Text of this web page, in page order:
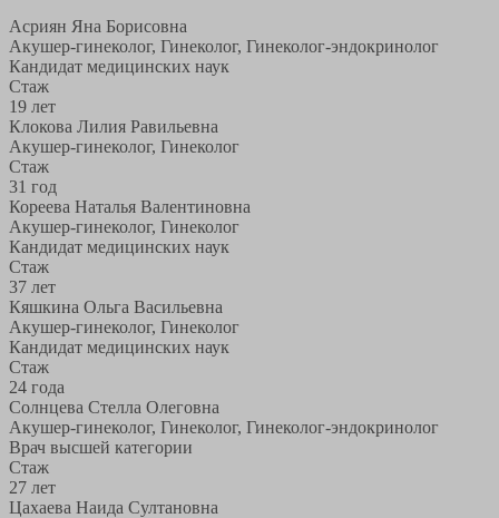
Асриян Яна Борисовна
Акушер-гинеколог, Гинеколог, Гинеколог-эндокринолог
Кандидат медицинских наук
Стаж
19 лет
Клокова Лилия Равильевна
Акушер-гинеколог, Гинеколог
Стаж
31 год
Кореева Наталья Валентиновна
Акушер-гинеколог, Гинеколог
Кандидат медицинских наук
Стаж
37 лет
Кяшкина Ольга Васильевна
Акушер-гинеколог, Гинеколог
Кандидат медицинских наук
Стаж
24 года
Солнцева Стелла Олеговна
Акушер-гинеколог, Гинеколог, Гинеколог-эндокринолог
Врач высшей категории
Стаж
27 лет
Цахаева Наида Султановна